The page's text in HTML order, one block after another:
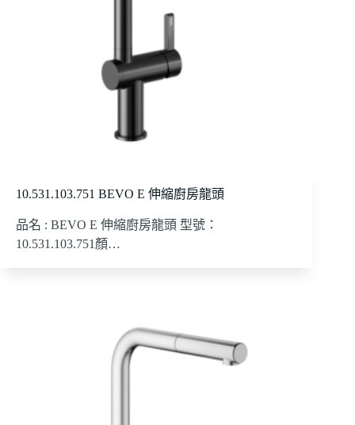
10.531.103.751 BEVO E 伸縮廚房龍頭
品名 : BEVO E 伸縮廚房龍頭 型號：
10.531.103.751顏…